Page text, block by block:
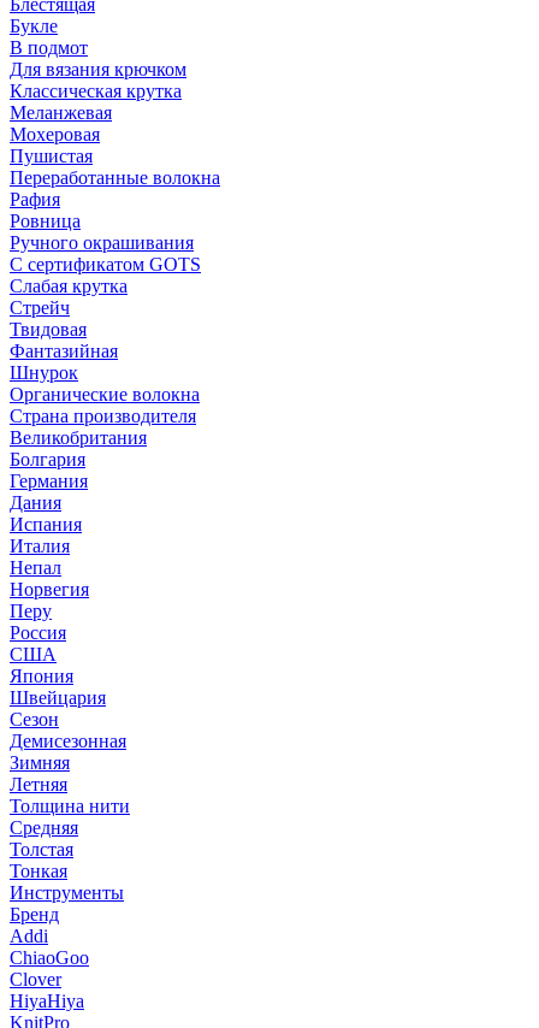
Блестящая
Букле
В подмот
Для вязания крючком
Классическая крутка
Меланжевая
Мохеровая
Пушистая
Переработанные волокна
Рафия
Ровница
Ручного окрашивания
С сертификатом GOTS
Слабая крутка
Стрейч
Твидовая
Фантазийная
Шнурок
Органические волокна
Страна производителя
Великобритания
Болгария
Германия
Дания
Испания
Италия
Непал
Норвегия
Перу
Россия
США
Япония
Швейцария
Сезон
Демисезонная
Зимняя
Летняя
Толщина нити
Средняя
Толстая
Тонкая
Инструменты
Бренд
Addi
ChiaoGoo
Clover
HiyaHiya
KnitPro